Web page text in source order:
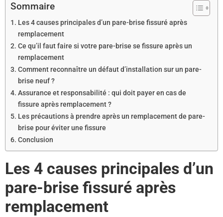
Sommaire
Les 4 causes principales d’un pare-brise fissuré après
remplacement
Ce qu’il faut faire si votre pare-brise se fissure après un
remplacement
Comment reconnaître un défaut d’installation sur un pare-
brise neuf ?
Assurance et responsabilité : qui doit payer en cas de
fissure après remplacement ?
Les précautions à prendre après un remplacement de pare-
brise pour éviter une fissure
Conclusion
Les 4 causes principales d’un
pare-brise fissuré après
remplacement